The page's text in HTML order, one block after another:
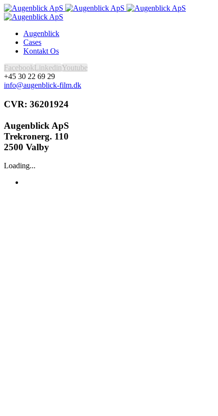
Augenblick
Cases
Kontakt Os
FacebookLinkedinYoutube
+45 30 22 69 29
info@augenblick-film.dk
CVR: 36201924
Augenblick ApS
Trekronerg. 110
2500 Valby
Loading...